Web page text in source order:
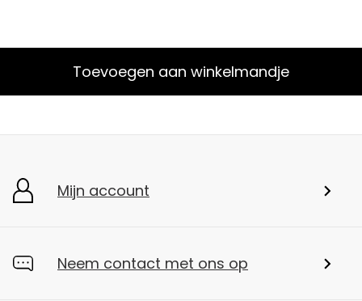
Toevoegen aan winkelmandje
Mijn account
Neem contact met ons op